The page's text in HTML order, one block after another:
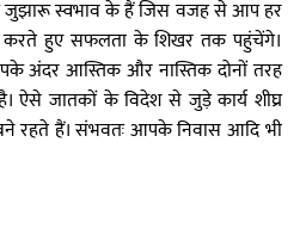
जुझारू स्वभाव के हैं जिस वजह से आप हर
करते हुए सफलता के शिखर तक पहुंचेंगे।
अंदर आस्तिक और नास्तिक दोनों तरह
ऐसे जातकों के विदेश से जुड़े कार्य शीघ्र
रहते हैं। संभवतः आपके निवास आदि भी